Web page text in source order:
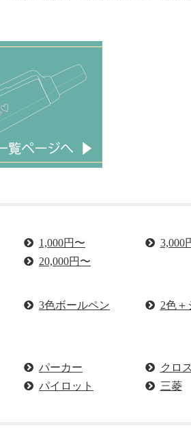
1,000円〜
3,000
20,000円〜
3色ボールペン
2色＋
パーカー
クロス
パイロット
三菱